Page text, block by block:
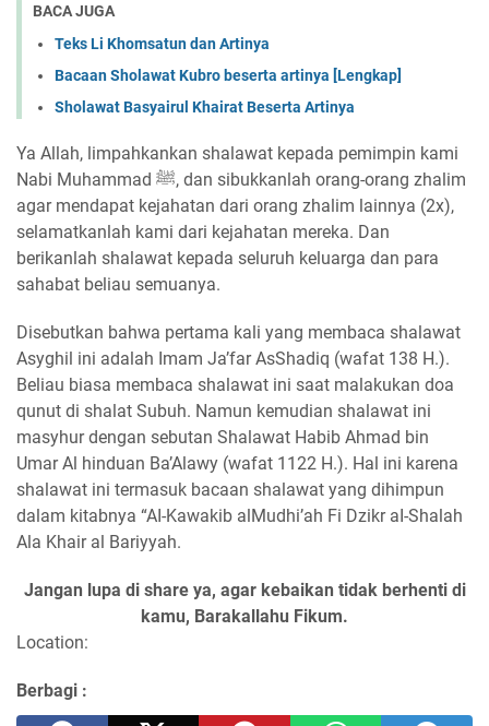
BACA JUGA
Teks Li Khomsatun dan Artinya
Bacaan Sholawat Kubro beserta artinya [Lengkap]
Sholawat Basyairul Khairat Beserta Artinya
Ya Allah, limpahkankan shalawat kepada pemimpin kami
Nabi Muhammad ﷺ, dan sibukkanlah orang-orang zhalim
agar mendapat kejahatan dari orang zhalim lainnya (2x),
selamatkanlah kami dari kejahatan mereka. Dan
berikanlah shalawat kepada seluruh keluarga dan para
sahabat beliau semuanya.
Disebutkan bahwa pertama kali yang membaca shalawat
Asyghil ini adalah Imam Ja’far AsShadiq (wafat 138 H.).
Beliau biasa membaca shalawat ini saat malakukan doa
qunut di shalat Subuh. Namun kemudian shalawat ini
masyhur dengan sebutan Shalawat Habib Ahmad bin
Umar Al hinduan Ba’Alawy (wafat 1122 H.). Hal ini karena
shalawat ini termasuk bacaan shalawat yang dihimpun
dalam kitabnya “AI-Kawakib alMudhi’ah Fi Dzikr aI-Shalah
Ala Khair al Bariyyah.
Jangan lupa di share ya, agar kebaikan tidak berhenti di
kamu, Barakallahu Fikum.
Location:
Berbagi :